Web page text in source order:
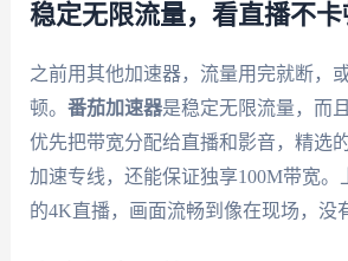
稳定无限流量，看直播不卡
之前用其他加速器，流量用完就断，
顿。 番茄加速器是稳定无限流量，而
优先把带宽分配给直播和影音，精选
加速专线，还能保证独享100M带宽。
的4K直播，画面流畅到像在现场，没